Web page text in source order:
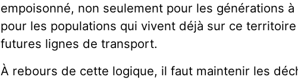
empoisonné, non seulement pour les générations
pour les populations qui vivent déjà sur ce
futures lignes de transport.
À rebours de cette logique, il faut maintenir les